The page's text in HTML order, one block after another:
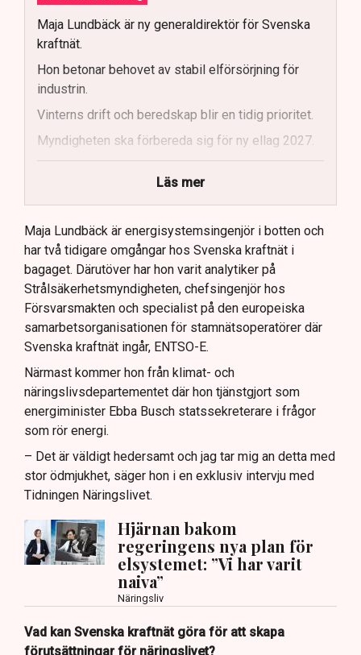
Maja Lundbäck är ny generaldirektör för Svenska
kraftnät.
Hon betonar behovet av stabil elförsörjning för
industrin.
Vinterns drift och beredskap blir en tidig prioritet.
Myndigheten ska förbereda sig för ny ellag 2027.
Maja Lundbäck vill se en mer proaktiv
Läs mer
Maja Lundbäck är energisystemsingenjör i botten och
har två tidigare omgångar hos Svenska kraftnät i
bagaget. Därutöver har hon varit analytiker på
Strålsäkerhetsmyndigheten, chefsingenjör hos
Försvarsmakten och specialist på den europeiska
samarbetsorganisationen för stamnätsoperatörer där
Svenska kraftnät ingår, ENTSO-E.
Närmast kommer hon från klimat- och
näringslivsdepartementet där hon tjänstgjort som
energiminister Ebba Busch statssekreterare i frågor
som rör energi.
– Det är väldigt hedersamt och jag tar mig an detta med
stor ödmjukhet, säger hon i en exklusiv intervju med
Tidningen Näringslivet.
Hjärnan bakom
regeringens nya plan för
elsystemet: ”Vi har varit
naiva”
Näringsliv
Vad kan Svenska kraftnät göra för att skapa
förutsättningar för näringslivet?